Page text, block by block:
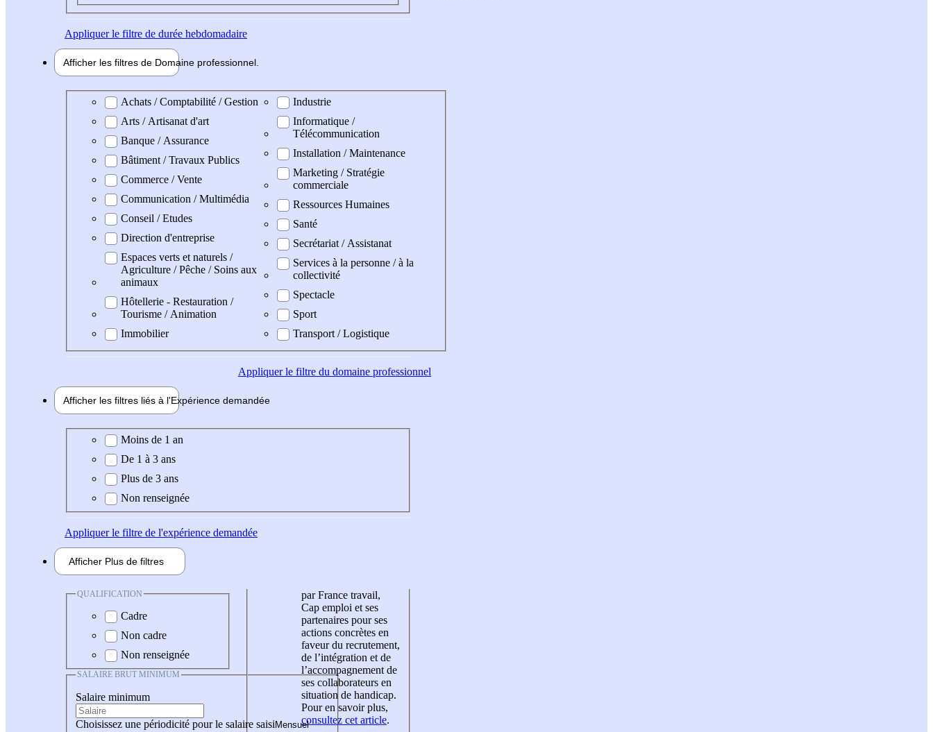
Appliquerle filtre de durée hebdomadaire
Afficher les filtres de Domaine professionnel
Domaine professionel
Achats / Comptabilité / Gestion
Arts / Artisanat d'art
Banque / Assurance
Bâtiment / Travaux Publics
Commerce / Vente
Communication / Multimédia
Conseil / Etudes
Direction d'entreprise
Espaces verts et naturels /
Agriculture / Pêche / Soins aux
animaux
Hôtellerie - Restauration /
Tourisme / Animation
Immobilier
Industrie
Informatique /
Télécommunication
Installation / Maintenance
Marketing / Stratégie
commerciale
Ressources Humaines
Santé
Secrétariat / Assistanat
Services à la personne / à la
collectivité
Spectacle
Sport
Transport / Logistique
Appliquerle filtre du domaine professionnel
Afficher les filtres liés à l'Expérience demandée
Expérience demandée
Moins de 1 an
De 1 à 3 ans
Plus de 3 ans
Non renseignée
Appliquerle filtre de l'expérience demandée
Afficher Plus de filtres
QUALIFICATION
Cadre
Non cadre
Non renseignée
SALAIRE BRUT MINIMUM
Salaire minimum
Choisissez une périodicité pour le salaire saisi
par France travail,
Cap emploi et ses
partenaires pour ses
actions concrètes en
faveur du recrutement,
de l’intégration et de
l’accompagnement de
ses collaborateurs en
situation de handicap.
Pour en savoir plus,
consultez cet article.